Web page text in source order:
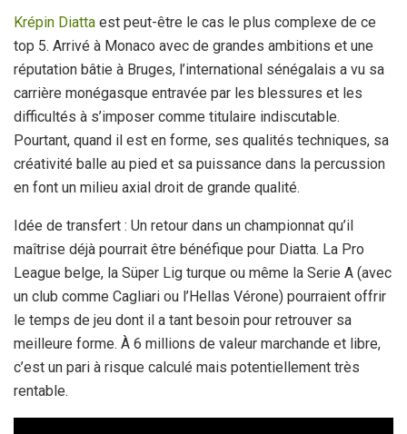
Krépin Diatta est peut-être le cas le plus complexe de ce
top 5. Arrivé à Monaco avec de grandes ambitions et une
réputation bâtie à Bruges, l’international sénégalais a vu sa
carrière monégasque entravée par les blessures et les
difficultés à s’imposer comme titulaire indiscutable.
Pourtant, quand il est en forme, ses qualités techniques, sa
créativité balle au pied et sa puissance dans la percussion
en font un milieu axial droit de grande qualité.
Idée de transfert : Un retour dans un championnat qu’il
maîtrise déjà pourrait être bénéfique pour Diatta. La Pro
League belge, la Süper Lig turque ou même la Serie A (avec
un club comme Cagliari ou l’Hellas Vérone) pourraient offrir
le temps de jeu dont il a tant besoin pour retrouver sa
meilleure forme. À 6 millions de valeur marchande et libre,
c’est un pari à risque calculé mais potentiellement très
rentable.